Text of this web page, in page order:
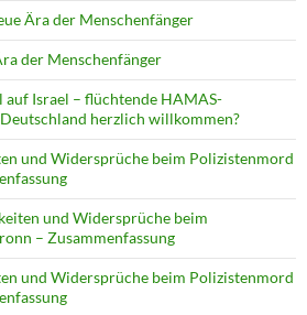
Ära der Menschenfänger
der Menschenfänger
auf Israel – flüchtende HAMAS-
herzlich willkommen?
und Widersprüche beim Polizistenmord
und Widersprüche beim
– Zusammenfassung
und Widersprüche beim Polizistenmord